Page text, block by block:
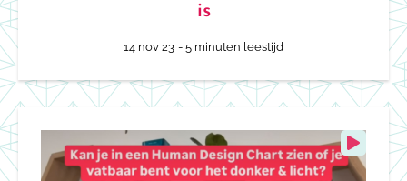
is
14 nov 23 - 5 minuten leestijd